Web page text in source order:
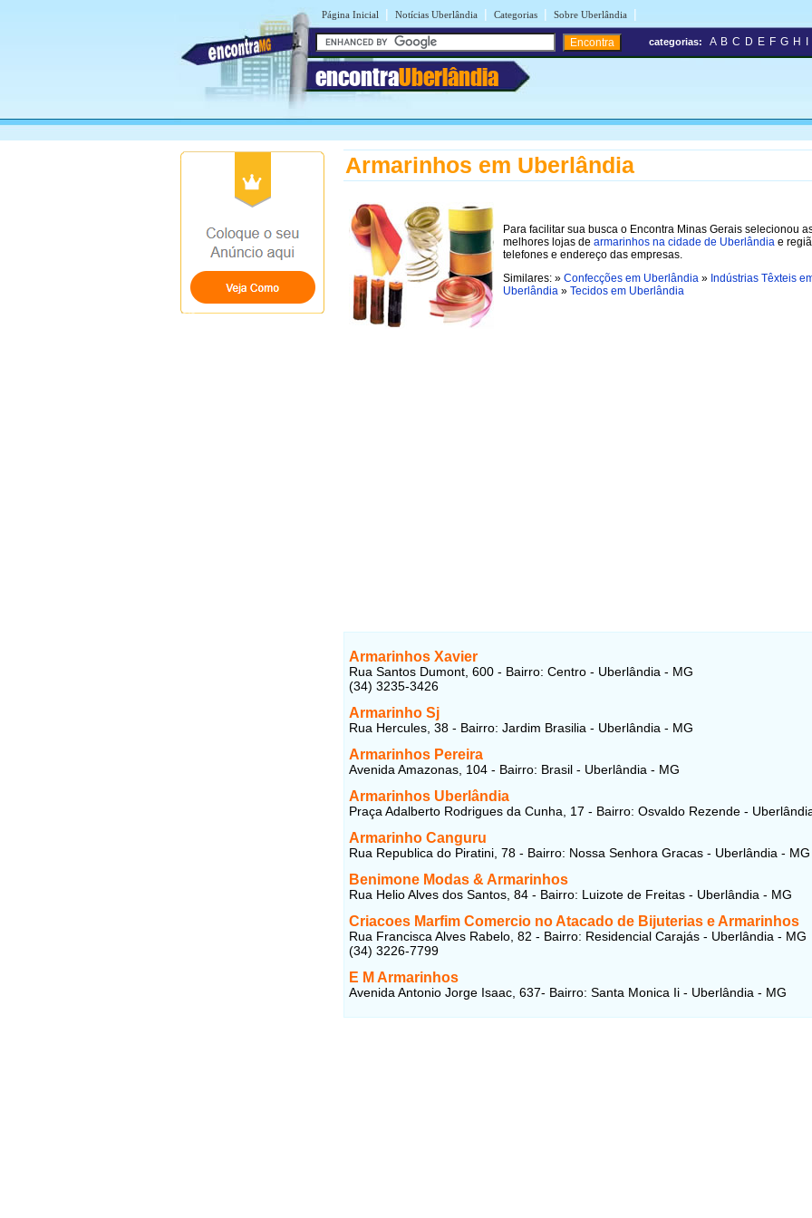
Página Inicial | Notícias Uberlândia | Categorias | Sobre Uberlândia |
encontraUberlândia
categorias: A B C D E F G H
Armarinhos em Uberlândia
Para facilitar sua busca o Encontra Minas Gerais selecionou
melhores lojas de armarinhos na cidade de Uberlândia e
telefones e endereço das empresas.
Similares: » Confecções em Uberlândia » Indústrias Têxteis
Uberlândia » Tecidos em Uberlândia
Armarinhos Xavier
Rua Santos Dumont, 600 - Bairro: Centro - Uberlândia - MG
(34) 3235-3426
Armarinho Sj
Rua Hercules, 38 - Bairro: Jardim Brasilia - Uberlândia - MG
Armarinhos Pereira
Avenida Amazonas, 104 - Bairro: Brasil - Uberlândia - MG
Armarinhos Uberlândia
Praça Adalberto Rodrigues da Cunha, 17 - Bairro: Osvaldo Rezende -
Armarinho Canguru
Rua Republica do Piratini, 78 - Bairro: Nossa Senhora Gracas - Uberlândia - MG
Benimone Modas & Armarinhos
Rua Helio Alves dos Santos, 84 - Bairro: Luizote de Freitas - Uberlândia - MG
Criacoes Marfim Comercio no Atacado de Bijuterias e Armarinhos
Rua Francisca Alves Rabelo, 82 - Bairro: Residencial Carajás - Uberlândia - MG
(34) 3226-7799
E M Armarinhos
Avenida Antonio Jorge Isaac, 637- Bairro: Santa Monica Ii - Uberlândia - MG